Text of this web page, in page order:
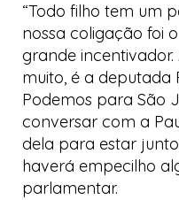
“Todo filho tem um
nossa coligação foi
grande incentivador.
muito, é a deputada
Podemos para São
conversar com a
dela para estar
haverá empecilho
parlamentar.